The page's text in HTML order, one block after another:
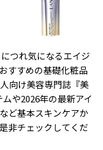
つれ気になるエイジ
すすめの基礎化粧品
向け美容専門誌『美
や2026年の最新アイ
ど基本スキンケアか
非チェックしてくだ